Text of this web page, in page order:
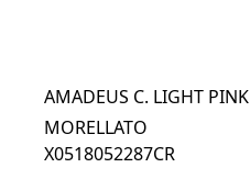
AMADEUS C. LIGHT PINK
MORELLATO
X0518052287CR